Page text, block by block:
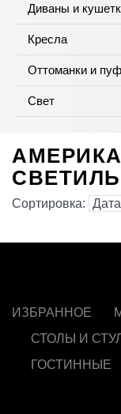
Диваны и
Кресла
Оттоманки и
Свет
Сортировка:
ИЗБРАННОЕ
СТОЛЫ И
ГОСТИННЫЕ